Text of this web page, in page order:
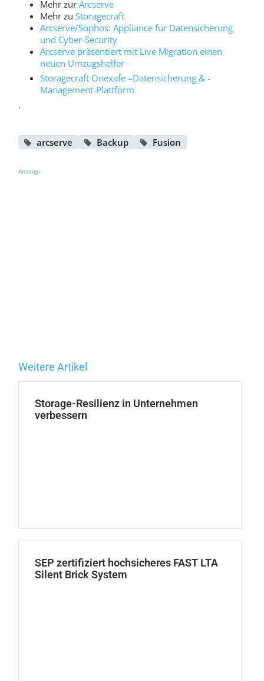
Mehr zurArcserve
Mehr zuStoragecraft
Arcserve/Sophos: Appliance für Datensicherung
und Cyber-Security
Arcserve präsentiert mit Live Migration einen
neuen Umzugshelfer
Storagecraft Onexafe –Datensicherung & -
Management-Plattform
.
arcserve Backup Fusion
Anzeige
Weitere Artikel
Storage-Resilienz in Unternehmen
verbessern
SEP zertifiziert hochsicheres FAST LTA
Silent Brick System